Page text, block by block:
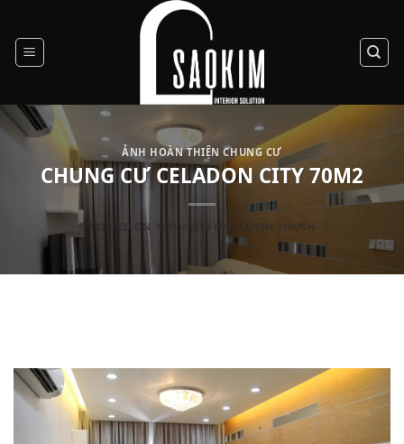
content
ẢNH HOÀN THIỆN CHUNG CƯ
CHUNG CƯ CELADON CITY 70M2
POSTED ON NGUYEN THANH